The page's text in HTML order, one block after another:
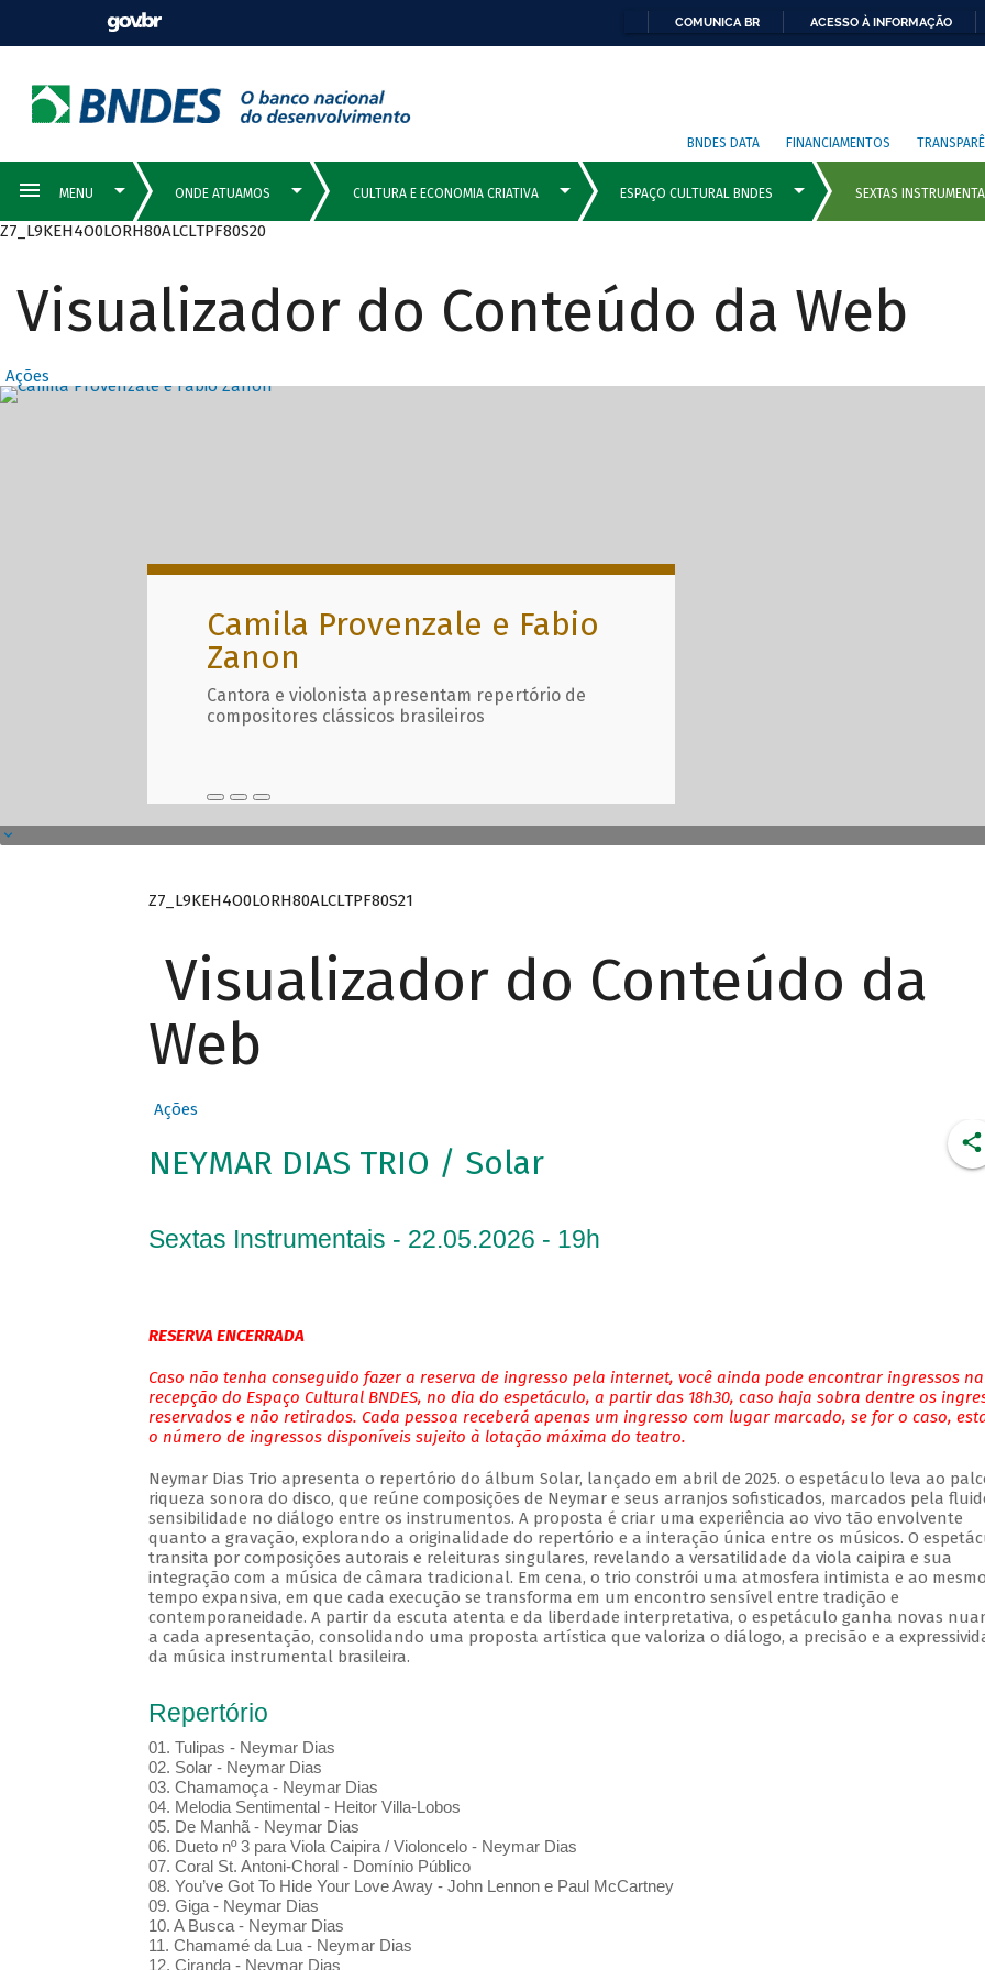
COMUNICA BR ACESSO À INFORMAÇÃO
BNDES DATA FINANCIAMENTOS
Z7_L9KEH4O0LORH80ALCLTPF80S20
Visualizador do Conteúdo da Web
Ações
Destaques Principais com
Camila Provenzale e Fabio
Zanon
Cantora e violonista apresentam repertório de
compositores clássicos brasileiros
Z7_L9KEH4O0LORH80ALCLTPF80S21
Visualizador do Conteúdo da
Web
Ações
NEYMAR DIAS TRIO / Solar
Sextas Instrumentais - 22.05.2026 - 19h
RESERVA ENCERRADA
Caso não tenha conseguido fazer a reserva de ingresso pela internet, você ainda pode encontrar ingressos na
recepção do Espaço Cultural BNDES, no dia do espetáculo, a partir das 18h30, caso haja sobra dentre os
reservados e não retirados. Cada pessoa receberá apenas um ingresso com lugar marcado, se for o caso,
o número de ingressos disponíveis sujeito à lotação máxima do teatro.
Neymar Dias Trio apresenta o repertório do álbum Solar, lançado em abril de 2025. o espetáculo leva ao
riqueza sonora do disco, que reúne composições de Neymar e seus arranjos sofisticados, marcados pela
sensibilidade no diálogo entre os instrumentos. A proposta é criar uma experiência ao vivo tão envolvente
quanto a gravação, explorando a originalidade do repertório e a interação única entre os músicos. O
transita por composições autorais e releituras singulares, revelando a versatilidade da viola caipira e sua
integração com a música de câmara tradicional. Em cena, o trio constrói uma atmosfera intimista e ao mesmo
tempo expansiva, em que cada execução se transforma em um encontro sensível entre tradição e
contemporaneidade. A partir da escuta atenta e da liberdade interpretativa, o espetáculo ganha novas
a cada apresentação, consolidando uma proposta artística que valoriza o diálogo, a precisão e a
da música instrumental brasileira.
Repertório
01. Tulipas - Neymar Dias
02. Solar - Neymar Dias
03. Chamamoça - Neymar Dias
04. Melodia Sentimental - Heitor Villa-Lobos
05. De Manhã - Neymar Dias
06. Dueto nº 3 para Viola Caipira / Violoncelo - Neymar Dias
07. Coral St. Antoni-Choral - Domínio Público
08. You’ve Got To Hide Your Love Away - John Lennon e Paul McCartney
09. Giga - Neymar Dias
10. A Busca - Neymar Dias
11. Chamamé da Lua - Neymar Dias
12. Ciranda - Neymar Dias